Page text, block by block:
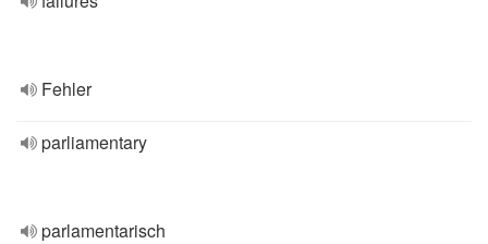
Fehler
parliamentary
parlamentarisch